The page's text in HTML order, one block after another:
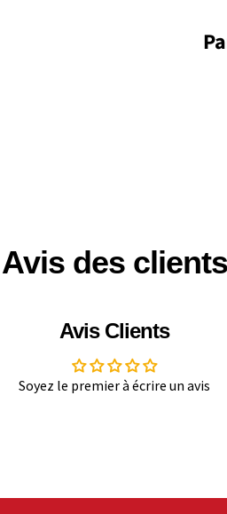
Avis des clients
Avis Clients
Soyez le premier à écrire un avis